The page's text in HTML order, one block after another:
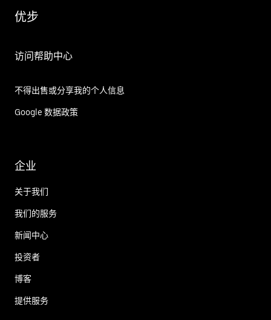
优步
访问帮助中心
不得出售或分享我的个人信息
Google 数据政策
企业
关于我们
我们的服务
新闻中心
投资者
博客
提供服务